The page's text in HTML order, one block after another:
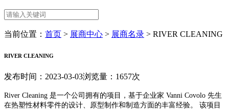
当前位置： 首页 > 展商中心 > 展商名录 > RIVER CLEANING
RIVER CLEANING
发布时间：2023-03-03浏览量：1657次
River Cleaning 是一个公司拥有的项目，基于企业家 Vanni Covolo 先生
在热塑性材料零件的设计、原型制作和制造方面的丰富经验。 该项目